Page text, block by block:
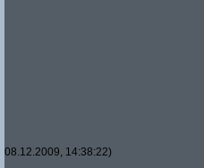
08.12.2009, 14:38:22)